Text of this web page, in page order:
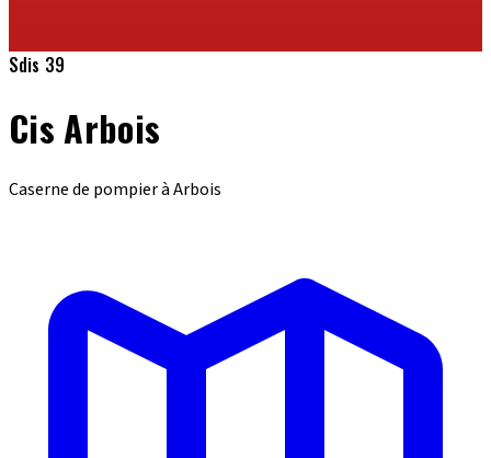
Sdis 39
Cis Arbois
Caserne de pompier à Arbois